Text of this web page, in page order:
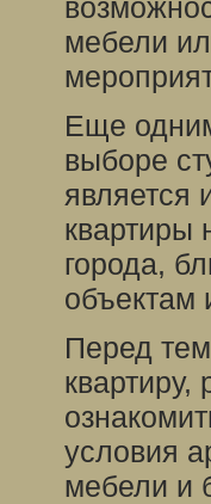
мебели
Еще
выборе
является
квартиры
города,
объектам
Перед
квартиру,
условия
мебели и